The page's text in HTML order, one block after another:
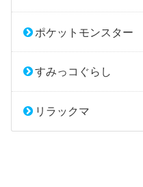
ポケットモンスター
すみっコぐらし
リラックマ